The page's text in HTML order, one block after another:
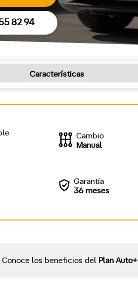
82 94
Características
Cambio
Manual
Garantía
36 meses
Conoce los beneficios del Plan Auto+